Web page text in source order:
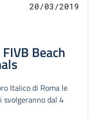
20/03/2019
Beach
Italico di Roma le
svolgeranno dal 4